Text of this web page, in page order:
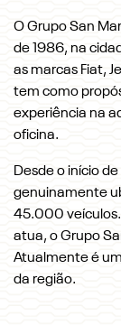
O Grupo San
de 1986, na
as marcas Fiat,
tem como
experiência na
oficina.
Desde o início
genuinamente
45.000
atua, o Grupo
Atualmente é
da região.